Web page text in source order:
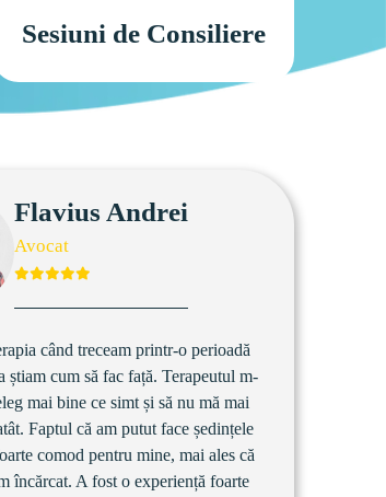
Sesiuni de Consiliere
Flavius Andrei
Avocat
când treceam printr-o perioadă
știam cum să fac față. Terapeutul m-
mai bine ce simt și să nu mă mai
Faptul că am putut face ședințele
comod pentru mine, mai ales că
încărcat. A fost o experiență foarte